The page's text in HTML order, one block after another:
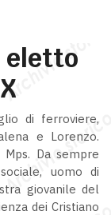
eletto
di ferroviere,
e Lorenzo.
Da sempre
uomo di
giovanile del
dei Cristiano